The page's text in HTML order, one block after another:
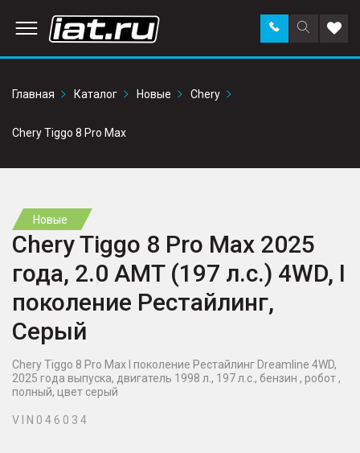
Поиск
по
Заказать
звонок в
Главная
Каталог Новые Chery
Chery Tiggo 8 Pro Max
Новые
Chery Tiggo 8 Pro Max 2025
года, 2.0 AMT (197 л.с.) 4WD, I
поколение Рестайлинг,
Серый
Chery Tiggo 8 Pro Max I поколение Рестайлинг Dreamline 4WD,
2025 года выпуска, двигатель 1998 л., 197 л.с., бензин , робот ,
полный, цвет серый
V I N 0 4 6 0 3 4